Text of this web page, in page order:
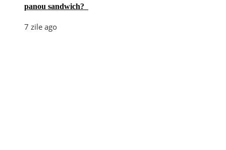
panou sandwich?
7 zile ago